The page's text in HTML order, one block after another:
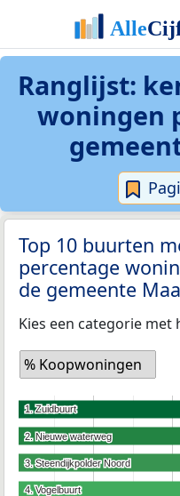
Ranglijst:
woningen
Top 10 buurten
percentage
de gemeente
Kies een categorie
% Koopwoningen
1. Zuidbuurt
1. Zuidbuurt
2. Nieuwe waterweg
2. Nieuwe waterweg
3. Steendijkpolder Noord
3. Steendijkpolder Noord
4. Vogelbuurt
4. Vogelbuurt